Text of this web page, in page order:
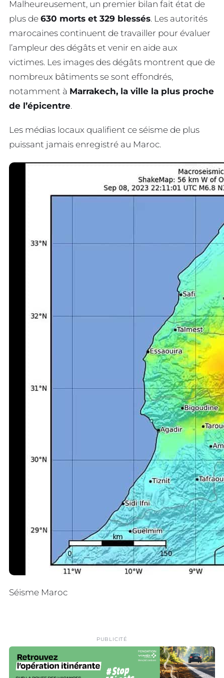
Malheureusement, un premier bilan fait état de
plus de 630 morts et 329 blessés. Les autorités
marocaines continuent de travailler pour évaluer
l’ampleur des dégâts et venir en aide aux
victimes. Les images des dégâts montrent que de
nombreux bâtiments se sont effondrés,
notamment à Marrakech, la ville la plus proche
de l’épicentre.
Les médias locaux qualifient ce séisme de plus
puissant jamais enregistré au Maroc.
Séisme Maroc
PUBLICITÉ